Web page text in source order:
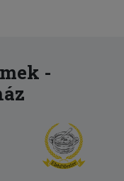
lehet még
-